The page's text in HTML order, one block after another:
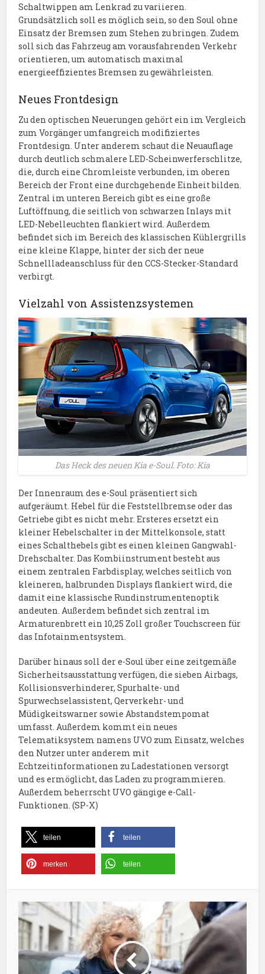
Schaltwippen am Lenkrad zu variieren.
Grundsätzlich soll es möglich sein, so den Soul ohne
Einsatz der Bremsen zum Stehen zu bringen. Zudem
soll sich das Fahrzeug am vorausfahrenden Verkehr
orientieren, um automatisch maximal
energieeffizientes Bremsen zu gewährleisten.
Neues Frontdesign
Zu den optischen Neuerungen gehört ein im Vergleich
zum Vorgänger umfangreich modifiziertes
Frontdesign. Unter anderem schaut die Neuauflage
durch deutlich schmalere LED-Scheinwerferschlitze,
die, durch eine Chromleiste verbunden, im oberen
Bereich der Front eine durchgehende Einheit bilden.
Zentral im unteren Bereich gibt es eine große
Luftöffnung, die seitlich von schwarzen Inlays mit
LED-Nebelleuchten flankiert wird. Außerdem
befindet sich im Bereich des klassischen Kühlergrills
eine kleine Klappe, hinter der sich der neue
Schnellladeanschluss für den CCS-Stecker-Standard
verbirgt.
Vielzahl von Assistenzsystemen
Das Heck des neuen Kia e-Soul. Foto: Kia
Der Innenraum des e-Soul präsentiert sich
aufgeräumt. Hebel für die Feststellbremse oder das
Getriebe gibt es nicht mehr. Ersteres ersetzt ein
kleiner Hebelschalter in der Mittelkonsole, statt
eines Schalthebels gibt es einen kleinen Gangwahl-
Drehschalter. Das Kombiinstrument besteht aus
einem zentralen Farbdisplay, welches seitlich von
kleineren, halbrunden Displays flankiert wird, die
damit eine klassische Rundinstrumentenoptik
andeuten. Außerdem befindet sich zentral im
Armaturenbrett ein 10,25 Zoll großer Touchscreen für
das Infotainmentsystem.
Darüber hinaus soll der e-Soul über eine zeitgemäße
Sicherheitsausstattung verfügen, die sieben Airbags,
Kollisionsverhinderer, Spurhalte- und
Spurwechselassistent, Qerverkehr- und
Müdigkeitswarner sowie Abstandstempomat
umfasst. Außerdem kommt ein neues
Telematiksystem namens UVO zum Einsatz, welches
den Nutzer unter anderem mit
Echtzeitinformationen zu Ladestationen versorgt
und es ermöglicht, das Laden zu programmieren.
Außerdem beherrscht UVO gängige e-Call-
Funktionen. (SP-X)
teilen teilen
merken teilen